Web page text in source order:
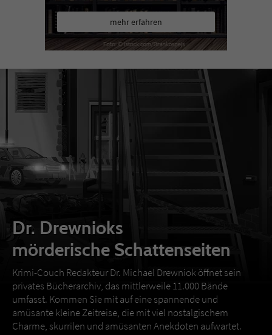
mehr erfahren
Dr. Drewnioks
mörderische Schattenseiten
Krimi-Couch Redakteur Dr. Michael Drewniok öffnet sein
privates Bücherarchiv, das mittlerweile 11.000 Bände
umfasst. Kommen Sie mit auf eine spannende und
amüsante kleine Zeitreise, die mit viel nostalgischem
Charme, skurrilen und amüsanten Anekdoten aufwartet.